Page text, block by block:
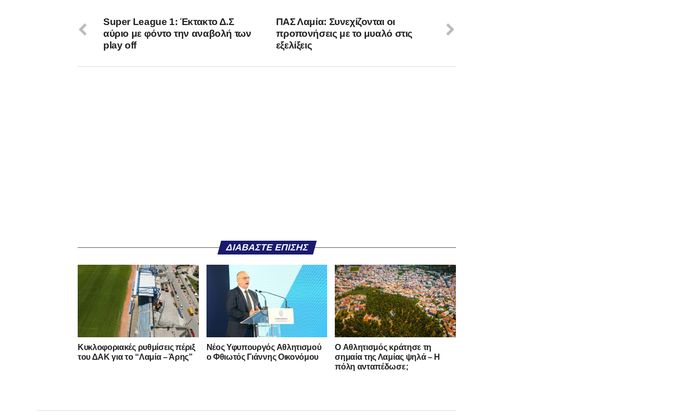
ΠΑΣ Λαμία: Συνεχίζονται οι
προπονήσεις με το μυαλό στις
εξελίξεις
Super League 1: Έκτακτο Δ.Σ
αύριο με φόντο την αναβολή των
play off
ΔΙΑΒΆΣΤΕ ΕΠΊΣΗΣ
Κυκλοφοριακές ρυθμίσεις πέριξ
του ΔΑΚ για το “Λαμία – Άρης”
Νέος Υφυπουργός Αθλητισμού
ο Φθιωτός Γιάννης Οικονόμου
O Αθλητισμός κράτησε τη
σημαία της Λαμίας ψηλά – Η
πόλη ανταπέδωσε;